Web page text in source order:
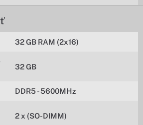
32 GB RAM (2x16)
32 GB
DDR5 - 5600MHz
2 x (SO-DIMM)